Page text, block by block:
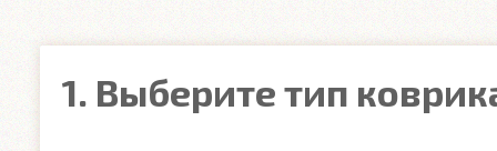
1. Выберите тип